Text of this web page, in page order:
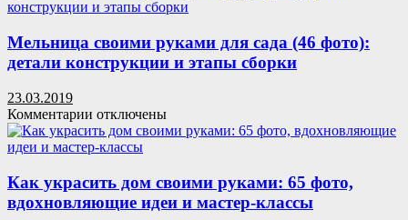
выбора
Женские
и
косметички:
стиль
Мельница своими руками для сада (46 фото):
детали конструкции и этапы сборки
23.03.2019
Комментарии к
записи
Мельница
руками
для
сада
отключены
Как украсить дом своими руками: 65 фото,
вдохновляющие идеи и мастер-классы